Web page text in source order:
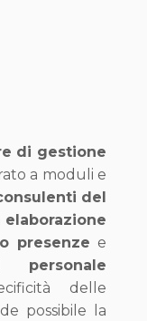
di gestione
a moduli e
del
presenze e
personale
delle
possibile la